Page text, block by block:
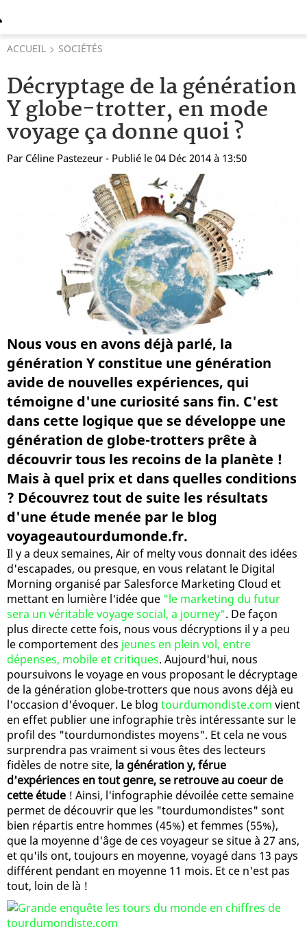
ACCUEIL SOCIÉTÉS
Décryptage de la génération
Y globe-trotter, en mode
voyage ça donne quoi ?
Par Céline Pastezeur - Publié le 04 Déc 2014 à 13:50
Nous vous en avons déjà parlé, la
génération Y constitue une génération
avide de nouvelles expériences, qui
témoigne d'une curiosité sans fin. C'est
dans cette logique que se développe une
génération de globe-trotters prête à
découvrir tous les recoins de la planète !
Mais à quel prix et dans quelles conditions
? Découvrez tout de suite les résultats
d'une étude menée par le blog
voyageautourdumonde.fr.
Il y a deux semaines, Air of melty vous donnait des idées
d'escapades, ou presque, en vous relatant le Digital
Morning organisé par Salesforce Marketing Cloud et
mettant en lumière l'idée que "le marketing du futur
sera un véritable voyage social, a journey". De façon
plus directe cette fois, nous vous décryptions il y a peu
le comportement des jeunes en plein vol, entre
dépenses, mobile et critiques. Aujourd'hui, nous
poursuivons le voyage en vous proposant le décryptage
de la génération globe-trotters que nous avons déjà eu
l'occasion d'évoquer. Le blog tourdumondiste.com vient
en effet publier une infographie très intéressante sur le
profil des "tourdumondistes moyens". Et cela ne vous
surprendra pas vraiment si vous êtes des lecteurs
fidèles de notre site, la génération y, férue
d'expériences en tout genre, se retrouve au coeur de
cette étude ! Ainsi, l'infographie dévoilée cette semaine
permet de découvrir que les "tourdumondistes" sont
bien répartis entre hommes (45%) et femmes (55%),
que la moyenne d'âge de ces voyageur se situe à 27 ans,
et qu'ils ont, toujours en moyenne, voyagé dans 13 pays
différent pendant en moyenne 11 mois. Et ce n'est pas
tout, loin de là !